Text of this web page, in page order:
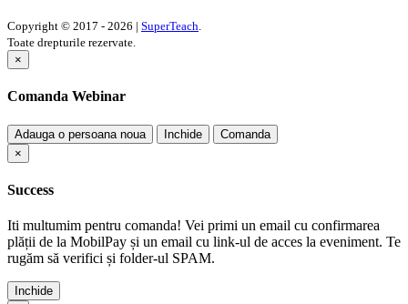
Copyright © 2017 - 2026 | SuperTeach.
Toate drepturile rezervate.
×
Comanda Webinar
Adauga o persoana noua Inchide
Comanda
×
Success
Iti multumim pentru comanda! Vei primi un email cu confirmarea
plății de la MobilPay și un email cu link-ul de acces la eveniment. Te
rugăm să verifici și folder-ul SPAM.
Inchide